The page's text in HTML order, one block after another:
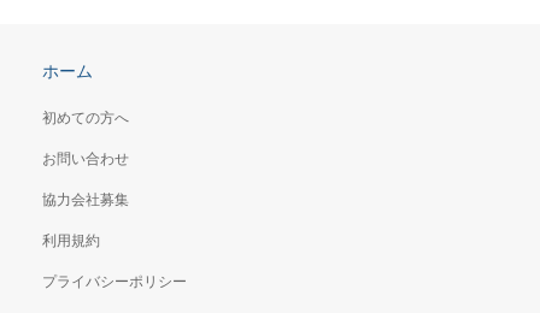
ホーム
初めての方へ
お問い合わせ
協力会社募集
利用規約
プライバシーポリシー